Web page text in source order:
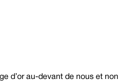
d’or au-devant de nous et non